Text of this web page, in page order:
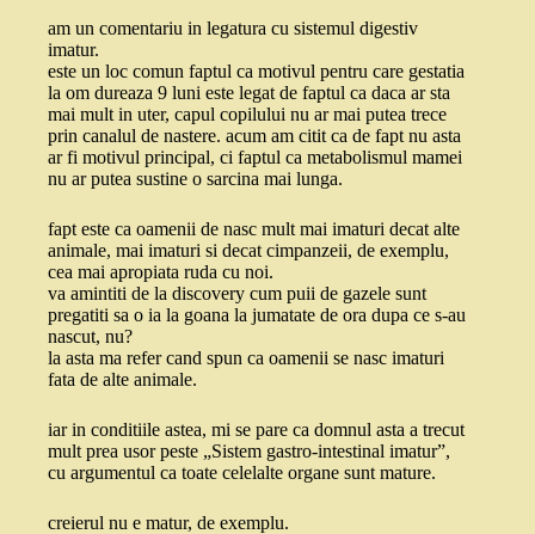
am un comentariu in legatura cu sistemul digestiv
imatur.
este un loc comun faptul ca motivul pentru care gestatia
la om dureaza 9 luni este legat de faptul ca daca ar sta
mai mult in uter, capul copilului nu ar mai putea trece
prin canalul de nastere. acum am citit ca de fapt nu asta
ar fi motivul principal, ci faptul ca metabolismul mamei
nu ar putea sustine o sarcina mai lunga.
fapt este ca oamenii de nasc mult mai imaturi decat alte
animale, mai imaturi si decat cimpanzeii, de exemplu,
cea mai apropiata ruda cu noi.
va amintiti de la discovery cum puii de gazele sunt
pregatiti sa o ia la goana la jumatate de ora dupa ce s-au
nascut, nu?
la asta ma refer cand spun ca oamenii se nasc imaturi
fata de alte animale.
iar in conditiile astea, mi se pare ca domnul asta a trecut
mult prea usor peste „Sistem gastro-intestinal imatur”,
cu argumentul ca toate celelalte organe sunt mature.
creierul nu e matur, de exemplu.